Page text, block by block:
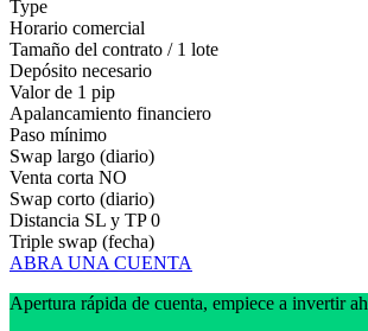
Type
Horario comercial
Tamaño del contrato / 1 lote
Depósito necesario
Valor de 1 pip
Apalancamiento financiero
Paso mínimo
Swap largo (diario)
Venta corta NO
Swap corto (diario)
Distancia SL y TP 0
Triple swap (fecha)
ABRA UNA CUENTA
Apertura rápida de cuenta, empiece a invertir